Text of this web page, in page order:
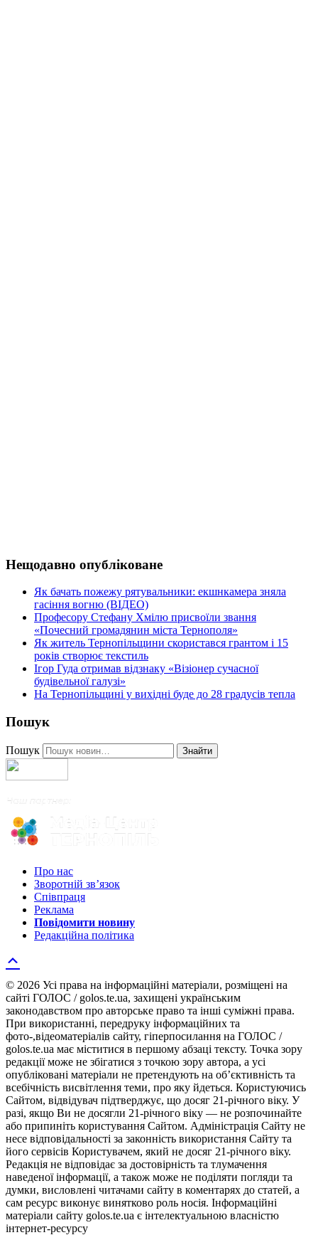
Нещодавно опубліковане
Як бачать пожежу рятувальники: екшнкамера зняла
гасіння вогню (ВІДЕО)
Професору Стефану Хмілю присвоїли звання
«Почесний громадянин міста Тернополя»
Як житель Тернопільщини скористався грантом і 15
років створює текстиль
Ігор Гуда отримав відзнаку «Візіонер сучасної
будівельної галузі»
На Тернопільщині у вихідні буде до 28 градусів тепла
Пошук
Пошук Знайти
Про нас
Зворотній зв’язок
Співпраця
Реклама
Повідомити новину
Редакційна політика
© 2026 Усі права на інформаційні матеріали, розміщені на
сайті ГОЛОС / golos.te.ua, захищені українським
законодавством про авторське право та інші суміжні права.
При використанні, передруку інформаційних та
фото-,відеоматеріалів сайту, гіперпосилання на ГОЛОС /
golos.te.ua має міститися в першому абзаці тексту. Точка зору
редакції може не збігатися з точкою зору автора, а усі
опубліковані матеріали не претендують на об’єктивність та
всебічність висвітлення теми, про яку йдеться. Користуючись
Сайтом, відвідувач підтверджує, що досяг 21-річного віку. У
разі, якщо Ви не досягли 21-річного віку — не розпочинайте
або припиніть користування Сайтом. Адміністрація Сайту не
несе відповідальності за законність використання Сайту та
його сервісів Користувачем, який не досяг 21-річного віку.
Редакція не відповідає за достовірність та тлумачення
наведеної інформації, а також може не поділяти погляди та
думки, висловлені читачами сайту в коментарях до статей, а
сам ресурс виконує винятково роль носія. Інформаційні
матеріали сайту golos.te.ua є інтелектуальною власністю
інтернет-ресурсу